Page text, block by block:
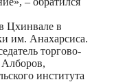
Цхинвале в
им. Анахарсиса.
торгово-
института